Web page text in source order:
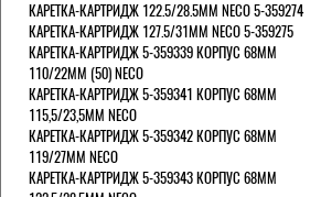
КАРЕТКА-КАРТРИДЖ 122.5/28.5ММ NECO 5-359274
КАРЕТКА-КАРТРИДЖ 127.5/31ММ NECO 5-359275
КАРЕТКА-КАРТРИДЖ 5-359339 КОРПУС 68ММ
110/22ММ (50) NECO
КАРЕТКА-КАРТРИДЖ 5-359341 КОРПУС 68ММ
115,5/23,5ММ NECO
КАРЕТКА-КАРТРИДЖ 5-359342 КОРПУС 68ММ
119/27ММ NECO
КАРЕТКА-КАРТРИДЖ 5-359343 КОРПУС 68ММ